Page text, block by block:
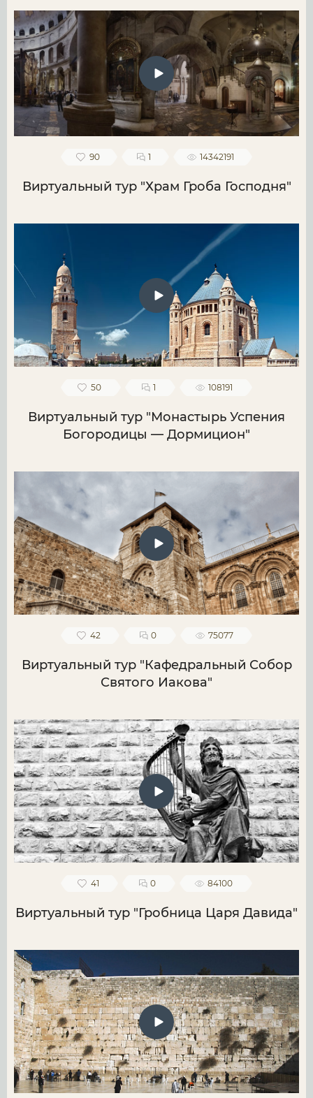
90 1 14342191
Виртуальный тур "Храм Гроба Господня"
50 1 108191
Виртуальный тур "Монастырь Успения
Богородицы — Дормицион"
42 0 75077
Виртуальный тур "Кафедральный Собор
Святого Иакова"
41 0 84100
Виртуальный тур "Гробница Царя Давида"